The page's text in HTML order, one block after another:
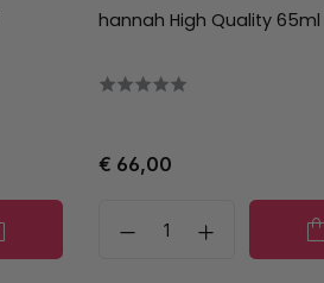
hannah High Quality 65ml
€ 66,00